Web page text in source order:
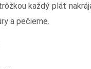
každý plát
a pečieme.